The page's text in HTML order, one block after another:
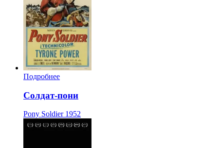
Подробнее
Солдат-пони
Pony Soldier 1952